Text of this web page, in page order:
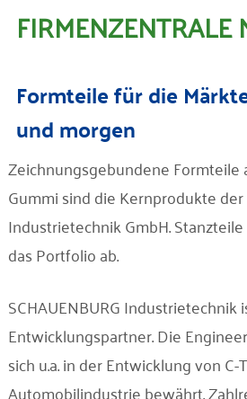
Produkte
Branchen
Unternehmen
Kontakt
FIRMENZENTRALE
Formteile für die
und morgen
Zeichnungsgebundene
Gummi sind die Kernprodukte der
Industrietechnik GmbH.
das Portfolio ab.
SCHAUENBURG
Entwicklungspartner. Die
sich u.a. in der Entwicklung von
Automobilindustrie bewährt.